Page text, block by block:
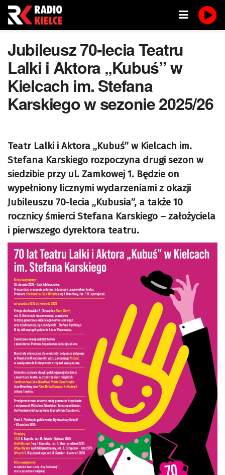
Jubileusz 70-lecia Teatru
Lalki i Aktora „Kubuś” w
Kielcach im. Stefana
Karskiego w sezonie 2025/26
Teatr Lalki i Aktora „Kubuś” w Kielcach im.
Stefana Karskiego rozpoczyna drugi sezon w
siedzibie przy ul. Zamkowej 1. Będzie on
wypełniony licznymi wydarzeniami z okazji
Jubileuszu 70-lecia „Kubusia”, a także 10
rocznicy śmierci Stefana Karskiego – założyciela
i pierwszego dyrektora teatru.